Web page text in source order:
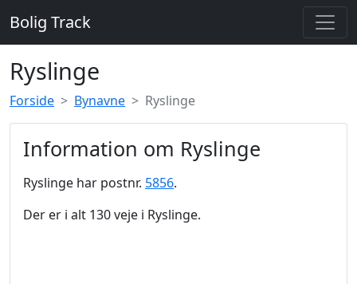
Bolig Track
Ryslinge
Forside Bynavne Ryslinge
Information om Ryslinge
Ryslinge har postnr. 5856.
Der er i alt 130 veje i Ryslinge.